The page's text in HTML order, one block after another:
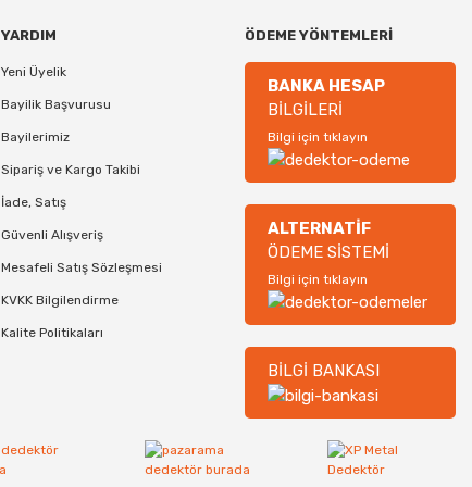
YARDIM
Yeni Üyelik
Bayilik Başvurusu
Bayilerimiz
Sipariş ve Kargo Takibi
İade, Satış
Güvenli Alışveriş
Mesafeli Satış Sözleşmesi
KVKK Bilgilendirme
Kalite Politikaları
ÖDEME YÖNTEMLERİ
BANKA HESAP
BİLGİLERİ
Bilgi için tıklayın
ALTERNATİF
ÖDEME SİSTEMİ
Bilgi için tıklayın
BİLGİ BANKASI